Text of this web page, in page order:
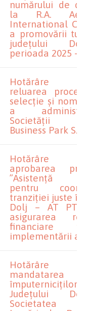
numărului de
la R.A.
International
a promovării
județului
perioada 2025 –
Hotărâre
reluarea
selecție și
a
Societății
Business Park
Hotărâre
aprobarea
”Asistență
pentru
tranziției juste în
Dolj – AT PTJ
asigurarea
financiare
implementării
Hotărâre
mandatarea
împuterniciților
Județului
Societatea